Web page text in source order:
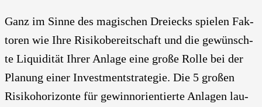
Ganz im Sin­ne des magi­schen Drei­ecks spie­len Fak­
to­ren wie Ihre Risi­ko­be­reit­schaft und die gewünsch­
te Liqui­di­tät Ihrer Anla­ge eine gro­ße Rol­le bei der
Pla­nung einer Invest­ment­stra­te­gie. Die 5 gro­ßen
Risi­ko­ho­ri­zon­te für gewinn­ori­en­tier­te Anla­gen lau­